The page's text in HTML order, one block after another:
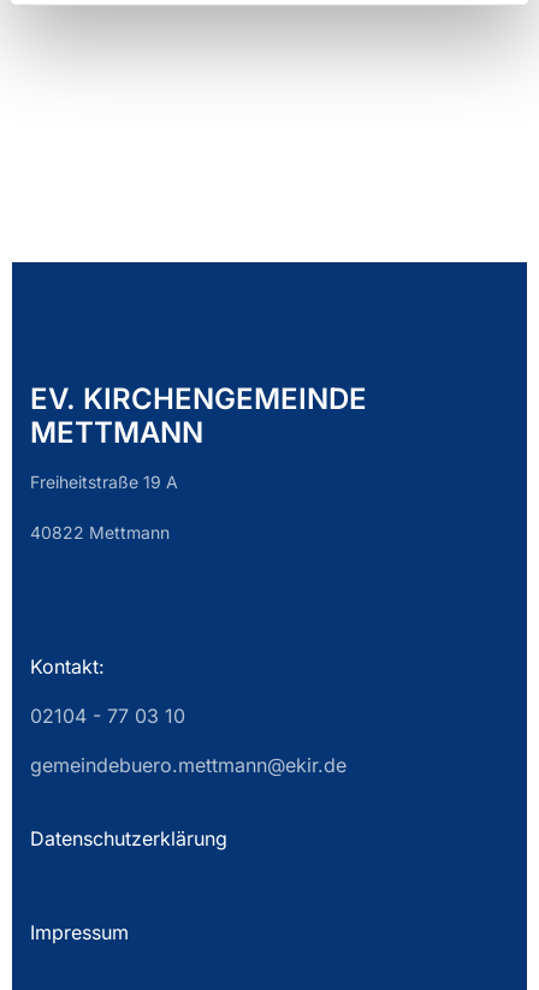
EV. KIRCHENGEMEINDE
METTMANN
Freiheitstraße 19 A
40822 Mettmann
Kontakt:
02104 - 77 03 10
gemeindebuero.mettmann@ekir.de
Datenschutzerklärung
Impressum